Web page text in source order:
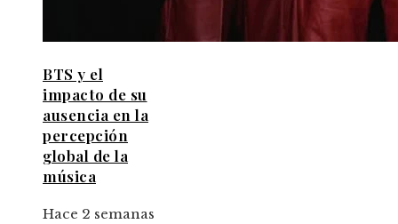
BTS y el
impacto de su
ausencia en la
percepción
global de la
música
Hace 2 semanas